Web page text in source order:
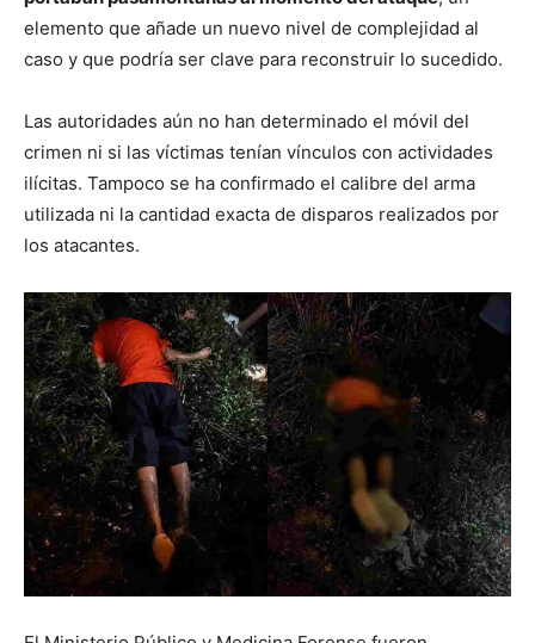
elemento que añade un nuevo nivel de complejidad al
caso y que podría ser clave para reconstruir lo sucedido.
Las autoridades aún no han determinado el móvil del
crimen ni si las víctimas tenían vínculos con actividades
ilícitas. Tampoco se ha confirmado el calibre del arma
utilizada ni la cantidad exacta de disparos realizados por
los atacantes.